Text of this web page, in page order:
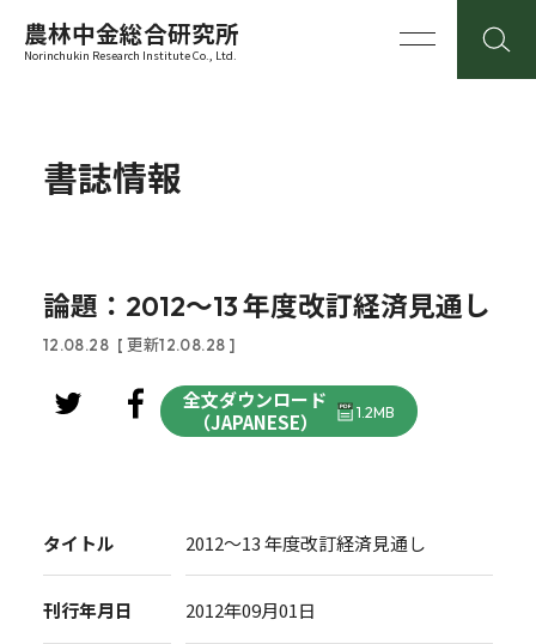
農林中金総合研究所
Norinchukin Research Institute Co., Ltd.
書誌情報
論題：2012～13 年度改訂経済見通し
12.08.28 [ 更新12.08.28 ]
全文ダウンロード
（JAPANESE）
1.2MB
タイトル 2012～13 年度改訂経済見通し
刊行年月日 2012年09月01日